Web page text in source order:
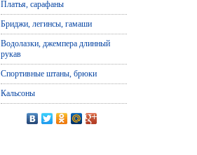
Платья, сарафаны
Бриджи, легинсы, гамаши
Водолазки, джемпера длинный
рукав
Спортивные штаны, брюки
Кальсоны